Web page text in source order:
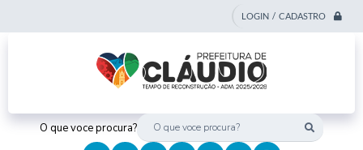
LOGIN / CADASTRO
O que voce procura?